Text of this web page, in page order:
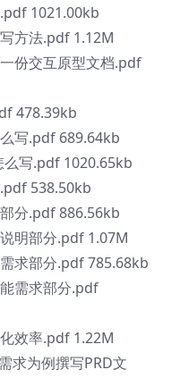
1021.00kb
方法.pdf 1.12M
份交互原型文档.pdf
478.39kb
写.pdf 689.64kb
写.pdf 1020.65kb
538.50kb
分.pdf 886.56kb
明部分.pdf 1.07M
求部分.pdf 785.68kb
需求部分.pdf
效率.pdf 1.22M
求为例撰写PRD文